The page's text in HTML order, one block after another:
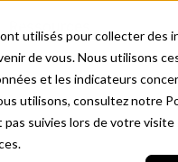
utilisés pour collecter des
de vous. Nous utilisons
et les indicateurs
utilisons, consultez notre
suivies lors de votre